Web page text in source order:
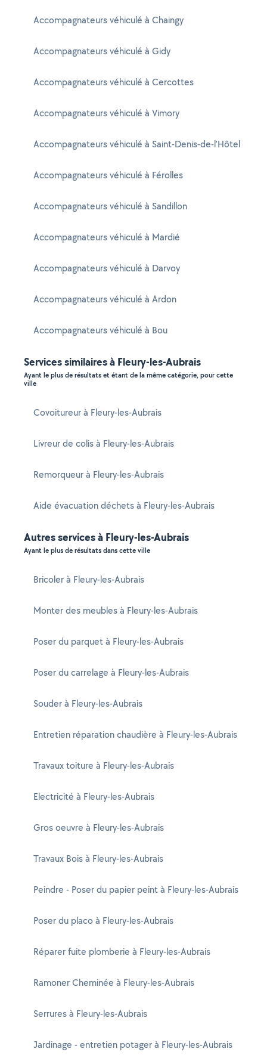
Accompagnateurs véhiculé à Chaingy
Accompagnateurs véhiculé à Gidy
Accompagnateurs véhiculé à Cercottes
Accompagnateurs véhiculé à Vimory
Accompagnateurs véhiculé à Saint-Denis-de-l'Hôtel
Accompagnateurs véhiculé à Férolles
Accompagnateurs véhiculé à Sandillon
Accompagnateurs véhiculé à Mardié
Accompagnateurs véhiculé à Darvoy
Accompagnateurs véhiculé à Ardon
Accompagnateurs véhiculé à Bou
Services similaires à Fleury-les-Aubrais
Ayant le plus de résultats et étant de la même catégorie, pour cette
ville
Covoitureur à Fleury-les-Aubrais
Livreur de colis à Fleury-les-Aubrais
Remorqueur à Fleury-les-Aubrais
Aide évacuation déchets à Fleury-les-Aubrais
Autres services à Fleury-les-Aubrais
Ayant le plus de résultats dans cette ville
Bricoler à Fleury-les-Aubrais
Monter des meubles à Fleury-les-Aubrais
Poser du parquet à Fleury-les-Aubrais
Poser du carrelage à Fleury-les-Aubrais
Souder à Fleury-les-Aubrais
Entretien réparation chaudière à Fleury-les-Aubrais
Travaux toiture à Fleury-les-Aubrais
Electricité à Fleury-les-Aubrais
Gros oeuvre à Fleury-les-Aubrais
Travaux Bois à Fleury-les-Aubrais
Peindre - Poser du papier peint à Fleury-les-Aubrais
Poser du placo à Fleury-les-Aubrais
Réparer fuite plomberie à Fleury-les-Aubrais
Ramoner Cheminée à Fleury-les-Aubrais
Serrures à Fleury-les-Aubrais
Jardinage - entretien potager à Fleury-les-Aubrais